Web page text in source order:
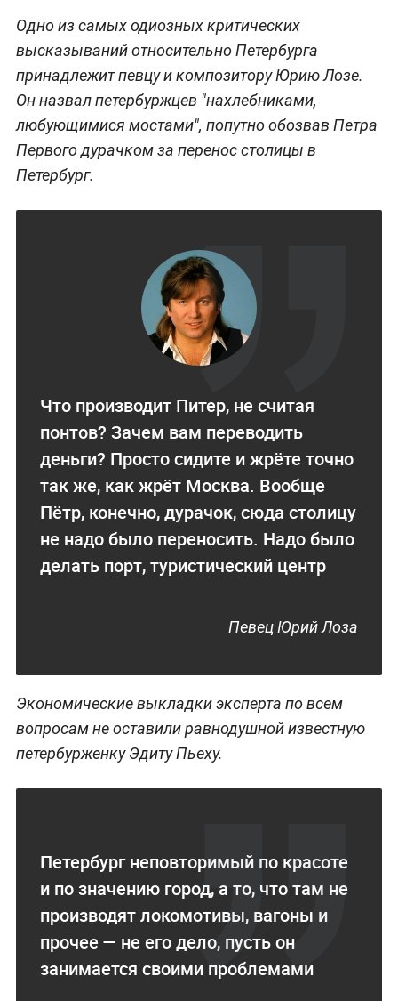
Одно из самых одиозных критических
высказываний относительно Петербурга
принадлежит певцу и композитору Юрию Лозе.
Он назвал петербуржцев "нахлебниками,
любующимися мостами", попутно обозвав Петра
Первого дурачком за перенос столицы в
Петербург.
Что производит Питер, не считая
понтов? Зачем вам переводить
деньги? Просто сидите и жрёте точно
так же, как жрёт Москва. Вообще
Пётр, конечно, дурачок, сюда столицу
не надо было переносить. Надо было
делать порт, туристический центр
Певец Юрий Лоза
Экономические выкладки эксперта по всем
вопросам не оставили равнодушной известную
петербурженку Эдиту Пьеху.
Петербург неповторимый по красоте
и по значению город, а то, что там не
производят локомотивы, вагоны и
прочее — не его дело, пусть он
занимается своими проблемами